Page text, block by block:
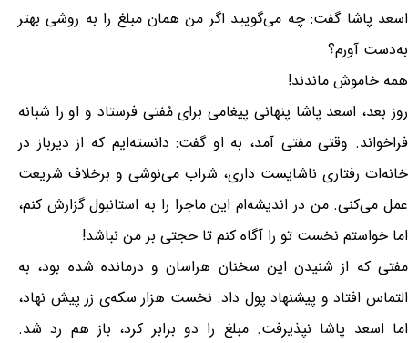
اسعد پاشا گفت: چه می‌گویید اگر من همان مبلغ را به روشی بهتر
به‌دست آورم؟
همه خاموش ماندند!
روز بعد، اسعد پاشا پنهانی پیغامی برای مُفتی فرستاد و او را شبانه
فراخواند. وقتی مفتی آمد، به او گفت: دانسته‌ایم که از دیرباز در
خانه‌ات رفتاری ناشایست داری، شراب می‌نوشی و برخلاف شریعت
عمل می‌کنی. من در اندیشه‌ام این ماجرا را به استانبول گزارش کنم،
اما خواستم نخست تو را آگاه کنم تا حجتی بر من نباشد!
مفتی که از شنیدن این سخنان هراسان و درمانده شده بود، به
التماس افتاد و پیشنهاد پول داد. نخست هزار سکه‌ی زر پیش نهاد،
اما اسعد پاشا نپذیرفت. مبلغ را دو برابر کرد، باز هم رد شد.